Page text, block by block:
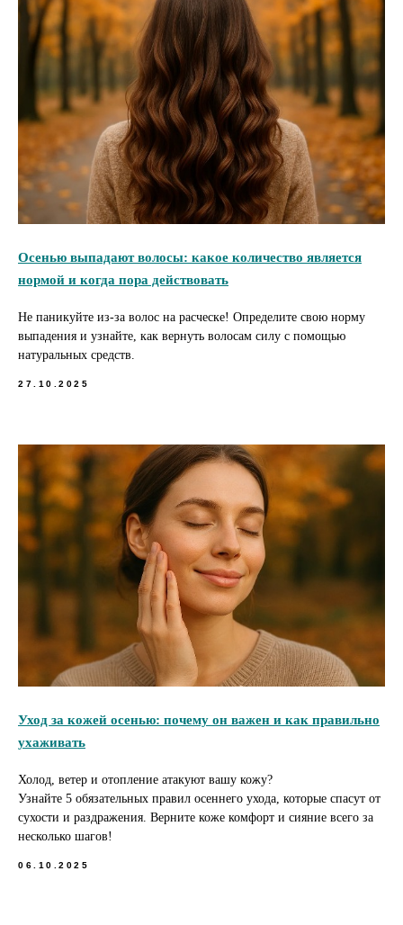
Осенью выпадают волосы: какое количество является
нормой и когда пора действовать
Не паникуйте из-за волос на расческе! Определите свою норму
выпадения и узнайте, как вернуть волосам силу с помощью
натуральных средств.
27.10.2025
Уход за кожей осенью: почему он важен и как правильно
ухаживать
Холод, ветер и отопление атакуют вашу кожу?
Узнайте 5 обязательных правил осеннего ухода, которые спасут от
сухости и раздражения. Верните коже комфорт и сияние всего за
несколько шагов!
06.10.2025